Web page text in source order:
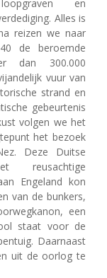
en
Alles is
reizen we naar
de beroemde
dan 300.000
vuur van
strand en
gebeurtenis
volgen we het
het bezoek
Deze Duitse
reusachtige
Engeland kon
van de bunkers,
een
staat voor de
Daarnaast
uit de oorlog te